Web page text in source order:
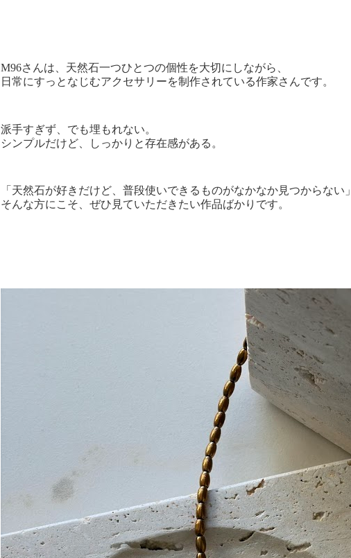
M96さんは、天然石一つひとつの個性を大切にしながら、
日常にすっとなじむアクセサリーを制作されている作家さんです。
派手すぎず、でも埋もれない。
シンプルだけど、しっかりと存在感がある。
「天然石が好きだけど、普段使いできるものがなかなか見つからない」
そんな方にこそ、ぜひ見ていただきたい作品ばかりです。